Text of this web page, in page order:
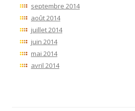
septembre 2014
août 2014
juillet 2014
juin 2014
mai 2014
avril 2014